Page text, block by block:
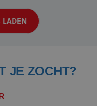
te
LADEN
JE ZOCHT?